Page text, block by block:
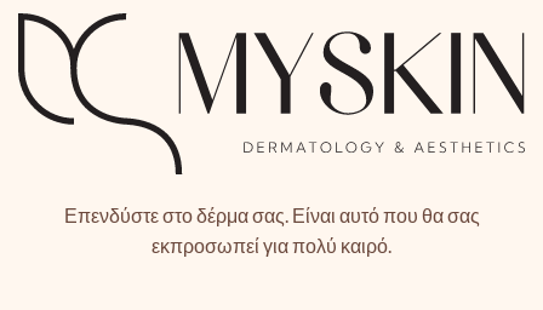
Επενδύστε στο δέρμα σας. Είναι αυτό που θα σας
εκπροσωπεί για πολύ καιρό.